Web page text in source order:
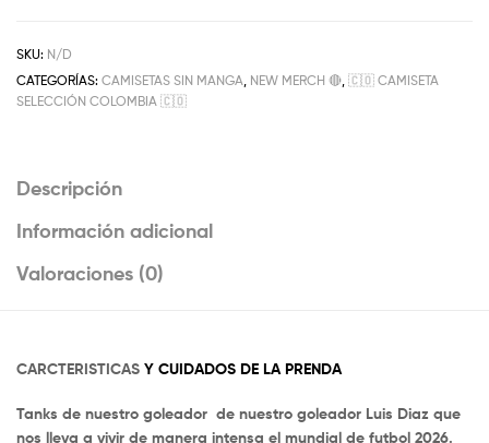
SKU: N/D
CATEGORÍAS: CAMISETAS SIN MANGA NEW MERCH 🔴 🇨🇴 CAMISETA
SELECCIÓN COLOMBIA 🇨🇴
Descripción
Información adicional
Valoraciones (0)
CARCTERISTICAS Y CUIDADOS DE LA PRENDA
Tanks de nuestro goleador de nuestro goleador Luis Diaz que
nos lleva a vivir de manera intensa el mundial de futbol 2026.